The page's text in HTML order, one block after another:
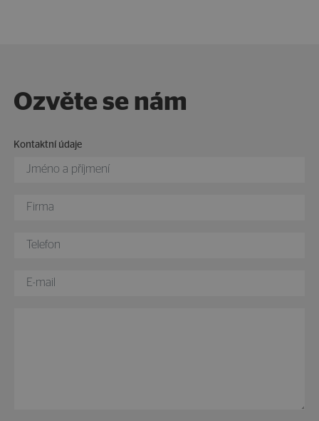
Ozvěte se nám
Kontaktní údaje